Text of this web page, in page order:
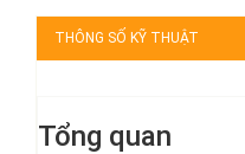
THÔNG SỐ KỸ THUẬT
Tổng quan